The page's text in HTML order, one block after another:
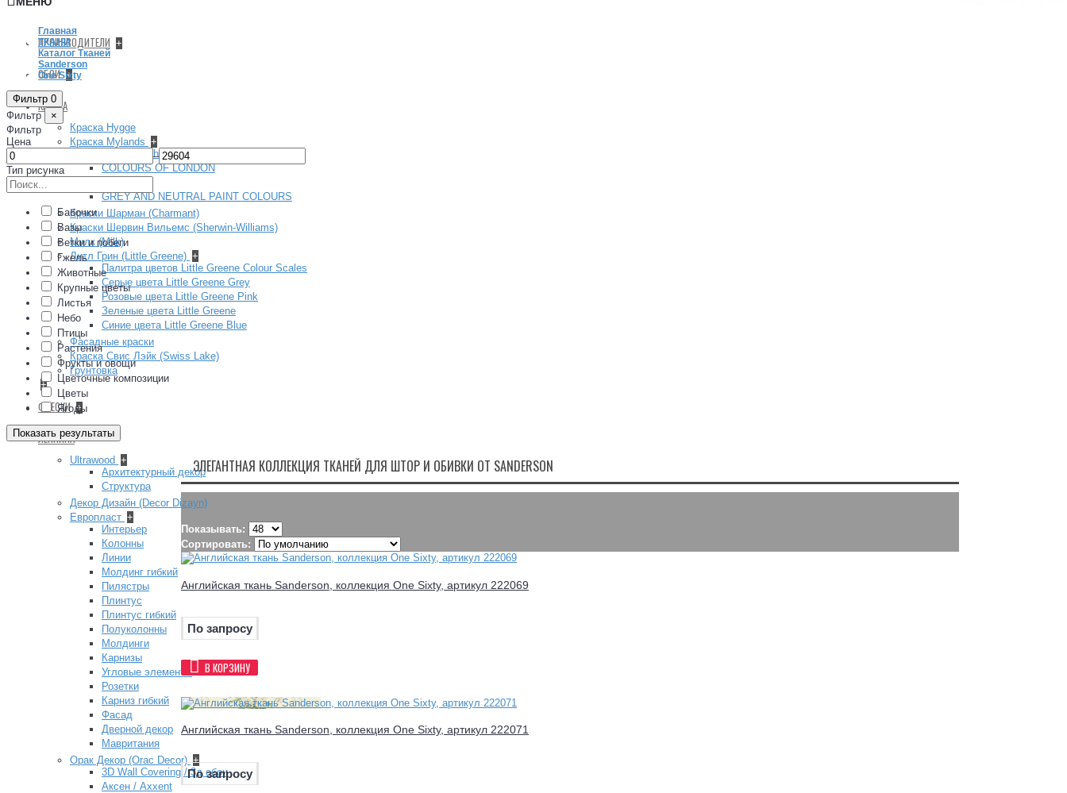
ПРОИЗВОДИТЕЛИ +
ОБОИ +
КРАСКА
Краска Hygge
Краска Mylands +
Архив (Archive) collection
COLOURS OF LONDON
GREY AND NEUTRAL PAINT COLOURS
Краски Шарман (Charmant)
Краски Шервин Вильемс (Sherwin-Williams)
Милк (Milk)
Литл Грин (Little Greene) +
Палитра цветов Little Greene Colour Scales
Серые цвета Little Greene Grey
Розовые цвета Little Greene Pink
Зеленые цвета Little Greene
Синие цвета Little Greene Blue
Фасадные краски
Краска Свис Лэйк (Swiss Lake)
Грунтовка
+
ФРЕСКИ +
ЛЕПНИНА
Ultrawood +
Архитектурный декор
Структура
Декор Дизайн (Decor Dizayn)
Европласт +
Интерьер
Колонны
Линии
Молдинг гибкий
Пилястры
Плинтус
Плинтус гибкий
Полуколонны
Молдинги
Карнизы
Угловые элементы
Розетки
Карниз гибкий
Фасад
Дверной декор
Мавритания
Орак Декор (Orac Decor) +
3D Wall Covering / 3д обои
Аксен / Axxent
Главная
ТКАНИ
Каталог Тканей
Sanderson
One Sixty
Фильтр 0
Фильтр
×
Фильтр
Цена
–
Тип рисунка
Бабочки
Вазы
Ветки и побеги
Гжель
Животные
Крупные цветы
Листья
Небо
Птицы
Растения
Фрукты и овощи
Цветочные композиции
Цветы
Ягоды
Показать результаты
ЭЛЕГАНТНАЯ КОЛЛЕКЦИЯ ТКАНЕЙ ДЛЯ ШТОР И ОБИВКИ ОТ SANDERSON
Показывать:
Сортировать:
Английская ткань Sanderson, коллекция One Sixty, артикул 222069
По запросу
В КОРЗИНУ
Английская ткань Sanderson, коллекция One Sixty, артикул 222071
По запросу